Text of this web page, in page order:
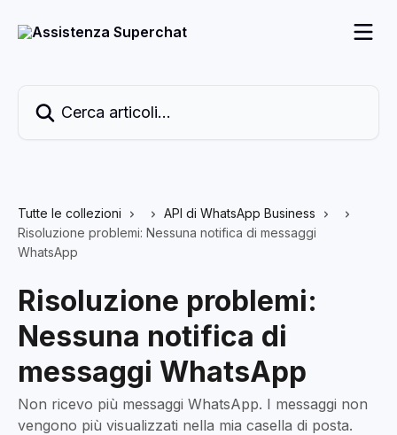
Tutte le collezioni
API di WhatsApp Business
Risoluzione problemi: Nessuna notifica di messaggi
WhatsApp
Risoluzione problemi:
Nessuna notifica di
messaggi WhatsApp
Non ricevo più messaggi WhatsApp. I messaggi non
vengono più visualizzati nella mia casella di posta.